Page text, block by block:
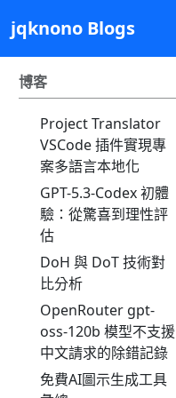
jqknono Blogs
博客
Project Translator
VSCode 插件實現專
案多語言本地化
GPT-5.3-Codex 初體
驗：從驚喜到理性評
估
DoH 與 DoT 技術對
比分析
OpenRouter gpt-
oss-120b 模型不支援
中文請求的除錯記錄
免費AI圖示生成工具